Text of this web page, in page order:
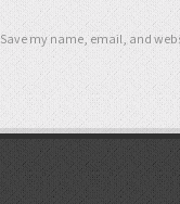
Save my name, email, and